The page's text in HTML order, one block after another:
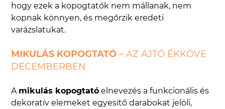
hogy ezek a kopogtatók nem mállanak, nem
kopnak könnyen, és megőrzik eredeti
varázslatukat.
MIKULÁS KOPOGTATÓ – AZ AJTÓ ÉKKÖVE
DECEMBERBEN
A mikulás kopogtató elnevezés a funkcionális és
dekoratív elemeket egyesítő darabokat jelöli,